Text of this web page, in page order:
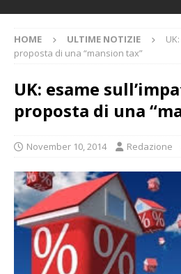
HOME ULTIME NOTIZIE
proposta di una “mansion tax”
UK: esame
proposta di una
November 10, 2014 Redazione